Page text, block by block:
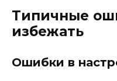
Типичные
избежать
Ошибки в